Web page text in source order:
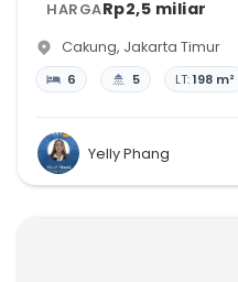
HARGARp2,5 miliar
Cakung, Jakarta Timur
6 5 LT:198 m²
Yelly Phang